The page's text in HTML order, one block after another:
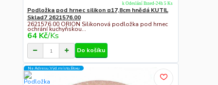
Podložka pod hrnec silikon ¤17,8cm hnědá KUTIL
Sklad7 2621576.00
2621576.00 ORION Silikonová podložka pod hrnec
ochrání kuchyňskou...
64 Kč/Ks
k Odeslání Ihned-24h 5 Ks
Do košíku
Na Adresu,Výd.místo,Boxu